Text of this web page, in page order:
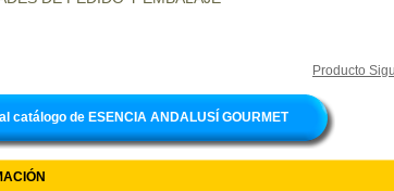
Producto
catálogo de ESENCIA ANDALUSÍ GOURMET